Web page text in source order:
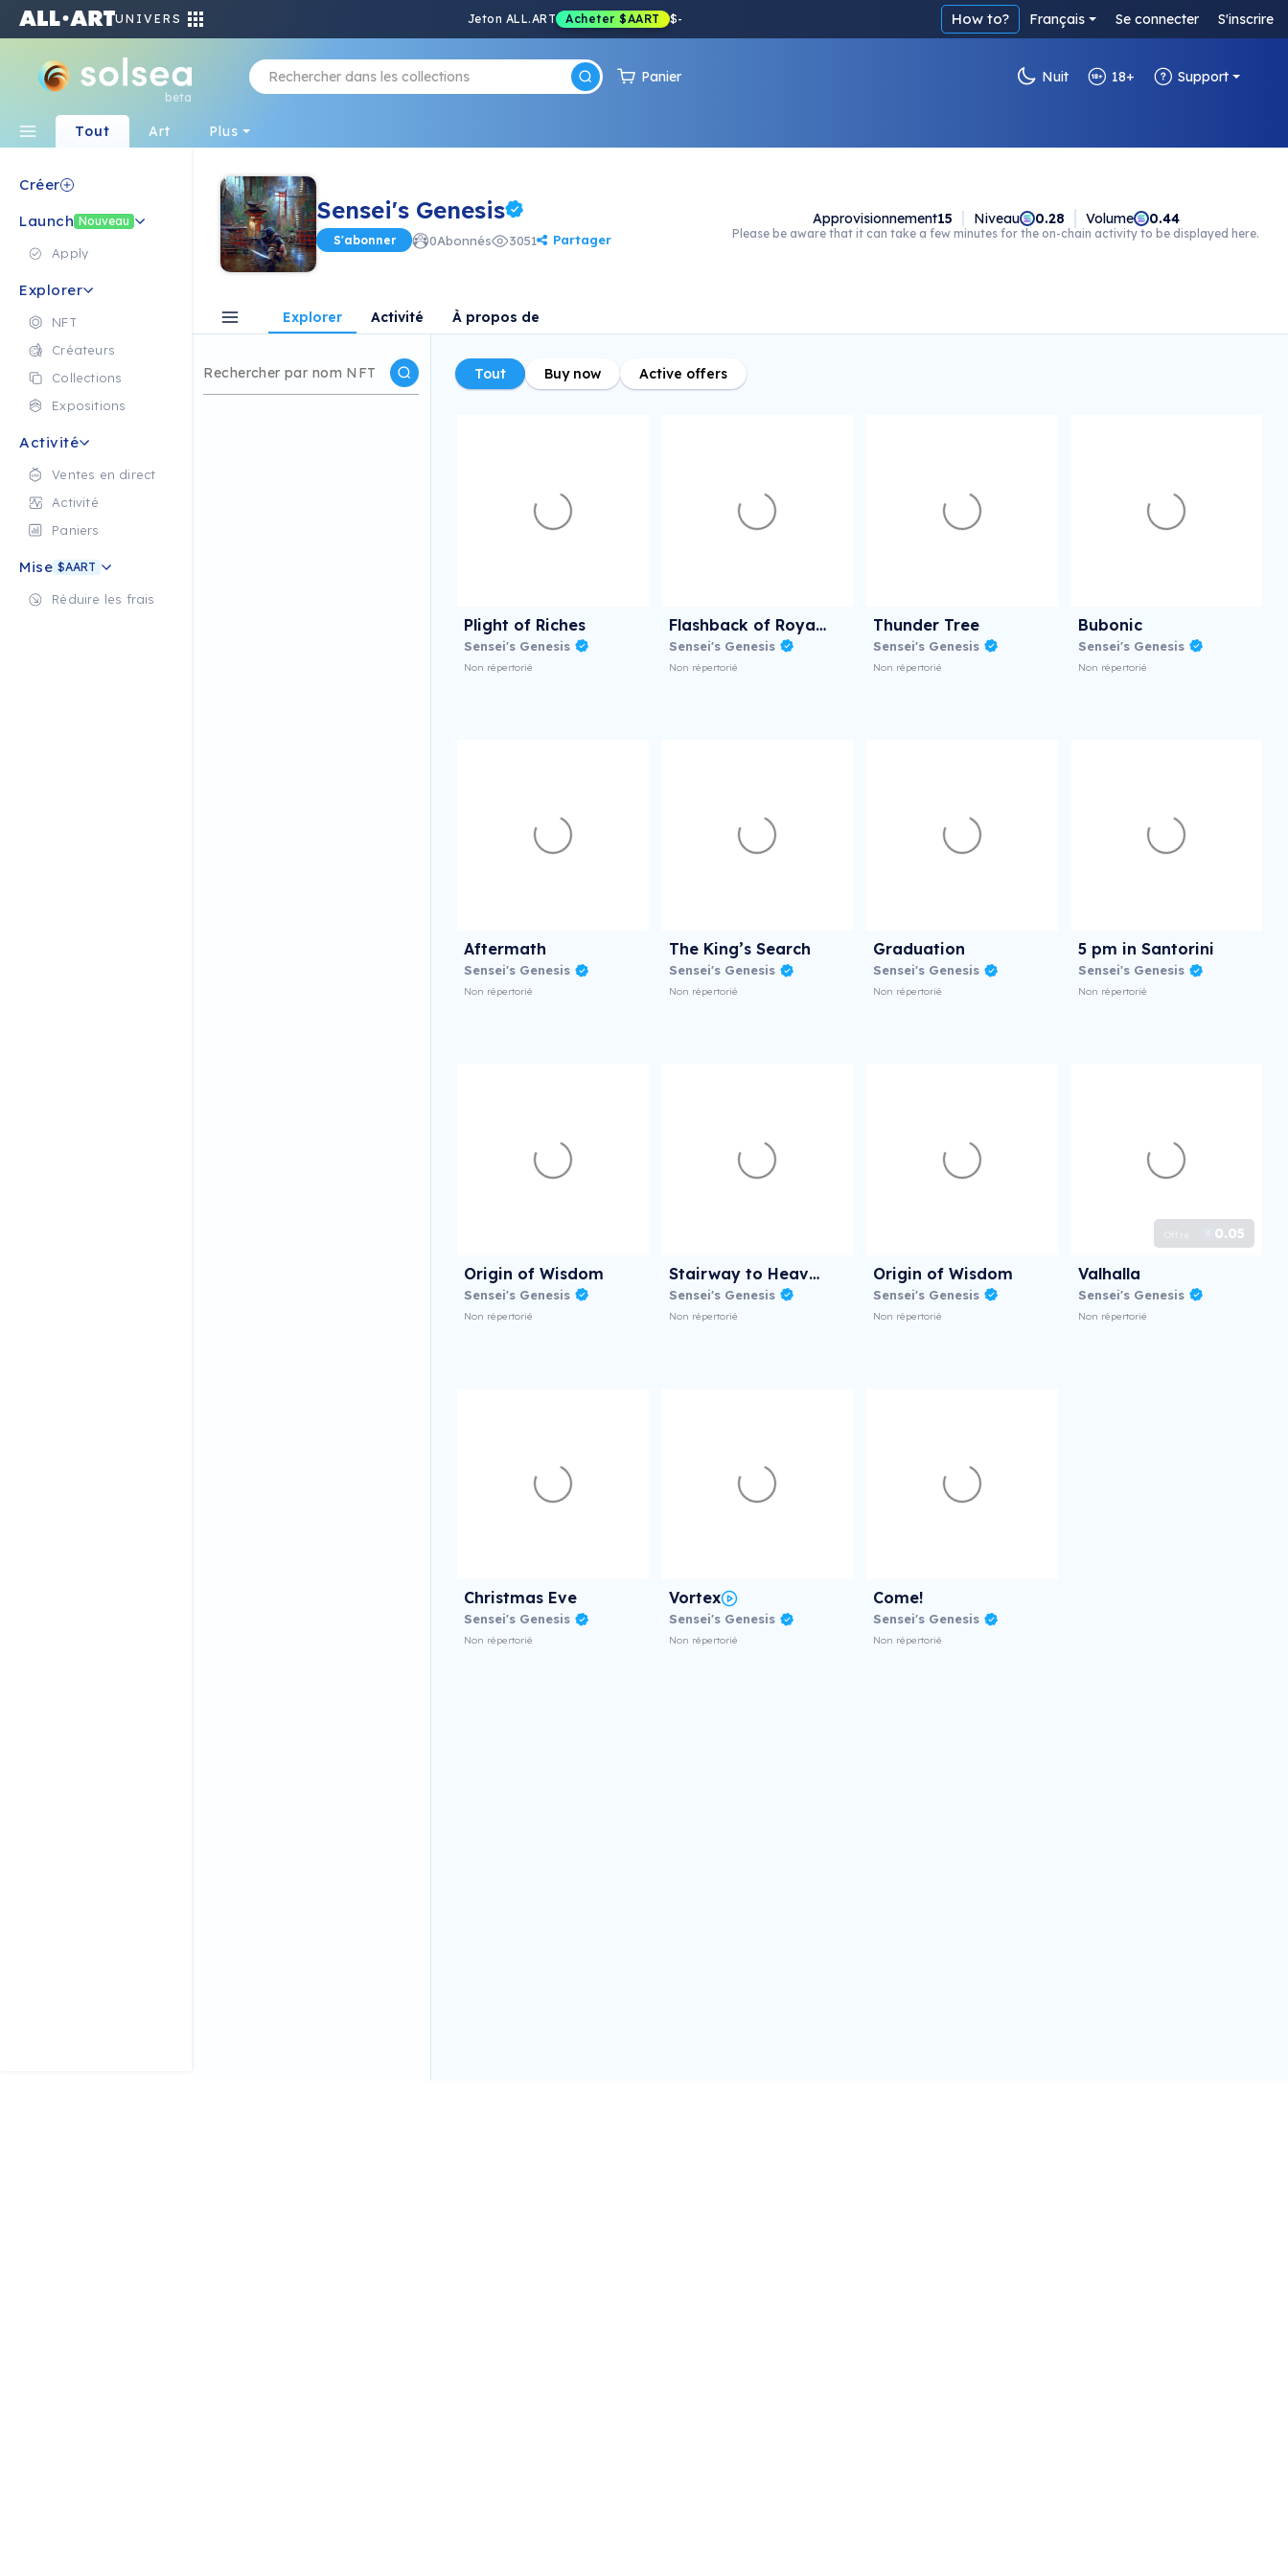
UNIVERS Jeton ALL.ART Acheter $AART $- How to? Français Se connecter S'inscrire
beta
Panier Nuit 18+ Support
Tout Art Plus
Créer
Launch Nouveau
Apply
Explorer
NFT
Créateurs
Collections
Expositions
Activité
Ventes en direct
Activité
Paniers
Mise $AART
Réduire les frais
Sensei's Genesis
S'abonner 0Abonnés 3051 Partager
Approvisionnement15 Niveau 0.28 Volume 0.44
Please be aware that it can take a few minutes for the on-chain activity to be displayed here.
Explorer Activité À propos de
Tout Buy now Active offers
Plight of Riches
Sensei's Genesis
Non répertorié
Flashback of Royalty
Sensei's Genesis
Non répertorié
Thunder Tree
Sensei's Genesis
Non répertorié
Bubonic
Sensei's Genesis
Non répertorié
Aftermath
Sensei's Genesis
Non répertorié
The King’s Search
Sensei's Genesis
Non répertorié
Graduation
Sensei's Genesis
Non répertorié
5 pm in Santorini
Sensei's Genesis
Non répertorié
Origin of Wisdom
Sensei's Genesis
Non répertorié
Stairway to Heaven
Sensei's Genesis
Non répertorié
Origin of Wisdom
Sensei's Genesis
Non répertorié
0.05
Valhalla
Sensei's Genesis
Non répertorié
Christmas Eve
Sensei's Genesis
Non répertorié
Vortex
Sensei's Genesis
Non répertorié
Come!
Sensei's Genesis
Non répertorié